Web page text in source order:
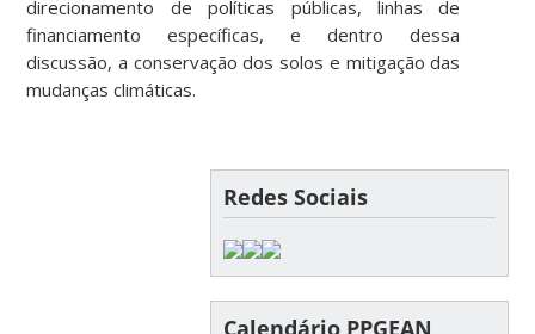
direcionamento de políticas públicas, linhas de
financiamento específicas, e dentro dessa
discussão, a conservação dos solos e mitigação das
mudanças climáticas.
Redes Sociais
Calendário PPGEAN